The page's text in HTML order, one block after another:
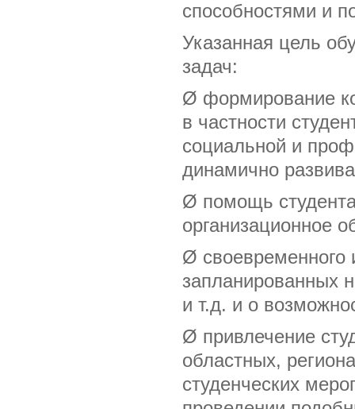
способностями и
Указанная цель
задач:
Ø формирование
в частности
социальной и
динамично
Ø помощь
организационное
Ø своевременного
запланированных
и т.д. и о
Ø привлечение
областных,
студенческих